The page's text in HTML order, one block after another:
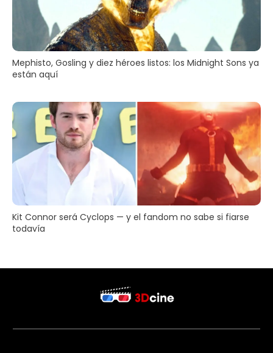
Mephisto, Gosling y diez héroes listos: los Midnight Sons ya
están aquí
Kit Connor será Cyclops — y el fandom no sabe si fiarse
todavía